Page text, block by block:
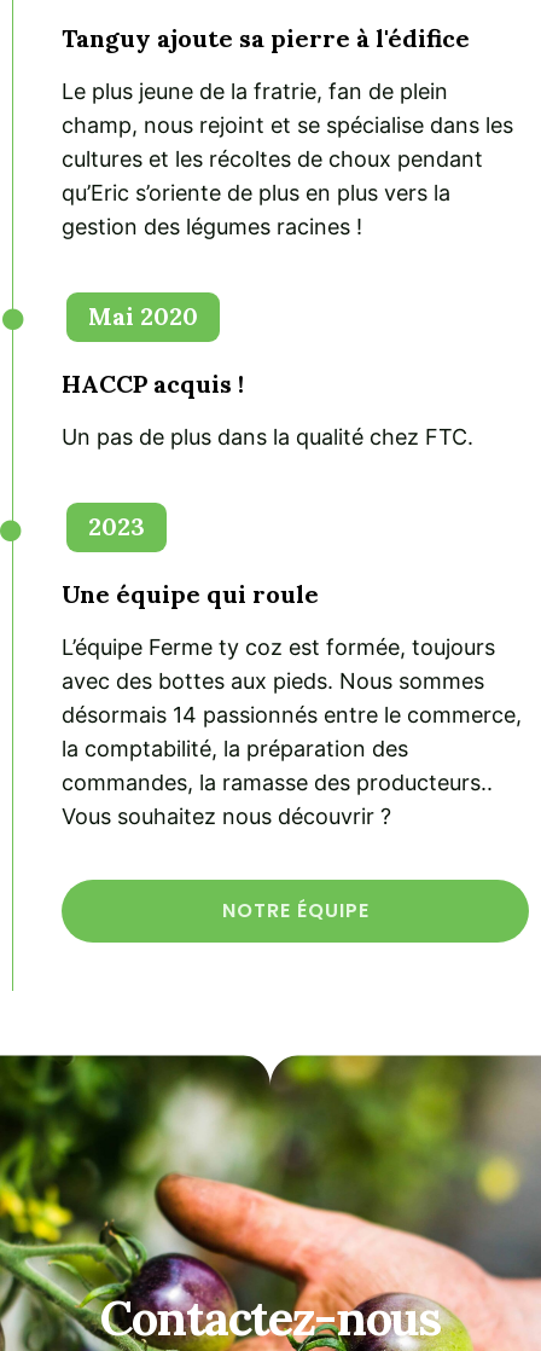
Tanguy ajoute sa pierre à l'édifice
Le plus jeune de la fratrie, fan de plein
champ, nous rejoint et se spécialise dans les
cultures et les récoltes de choux pendant
qu’Eric s’oriente de plus en plus vers la
gestion des légumes racines !
Mai 2020
HACCP acquis !
Un pas de plus dans la qualité chez FTC.
2023
Une équipe qui roule
L’équipe Ferme ty coz est formée, toujours
avec des bottes aux pieds. Nous sommes
désormais 14 passionnés entre le commerce,
la comptabilité, la préparation des
commandes, la ramasse des producteurs..
Vous souhaitez nous découvrir ?
NOTRE ÉQUIPE
Contactez-nous